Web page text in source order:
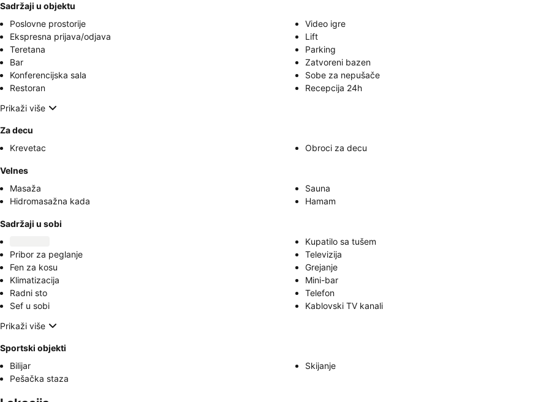
Sadržaji u objektu
Poslovne prostorije
Video igre
Ekspresna prijava/odjava
Lift
Teretana
Parking
Bar
Zatvoreni bazen
Konferencijska sala
Sobe za nepušače
Restoran
Recepcija 24h
Prikaži više
Za decu
Krevetac
Obroci za decu
Velnes
Masaža
Sauna
Hidromasažna kada
Hamam
Sadržaji u sobi
Kupatilo sa tušem
Pribor za peglanje
Televizija
Fen za kosu
Grejanje
Klimatizacija
Mini-bar
Radni sto
Telefon
Sef u sobi
Kablovski TV kanali
Prikaži više
Sportski objekti
Bilijar
Skijanje
Pešačka staza